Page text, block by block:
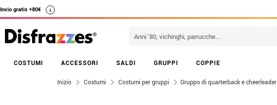
Invio gratis +80€ i
COSTUMI ACCESSORI SALDI GRUPPI COPPIE
Inizio Costumi Costumi per gruppi Gruppo di quarterback e cheerleader